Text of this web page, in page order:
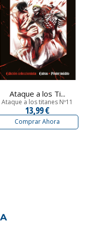
Ataque a los Ti...
Ataque a los titanes Nº11
13,99 €
Comprar Ahora